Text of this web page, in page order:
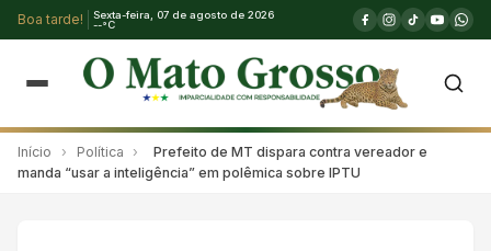
Boa tarde!
Sexta-feira, 07 de agosto de 2026
--°C
Início › Política ›
Prefeito de MT dispara contra vereador e
manda “usar a inteligência” em polêmica sobre IPTU